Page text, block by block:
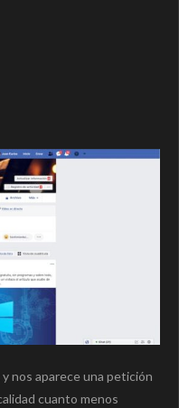
nos aparece una petición
cuanto menos